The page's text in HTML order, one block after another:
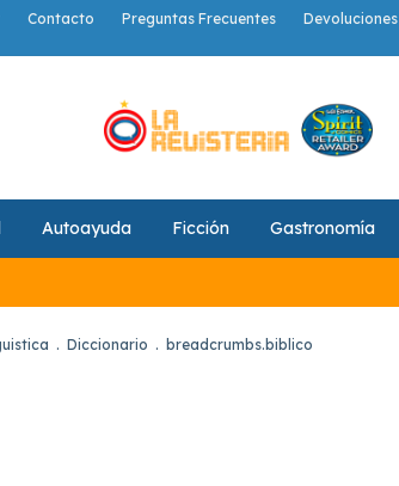
Contacto Preguntas Frecuentes Devoluciones
Autoayuda Ficción Gastronomía
. Diccionario . breadcrumbs.biblico